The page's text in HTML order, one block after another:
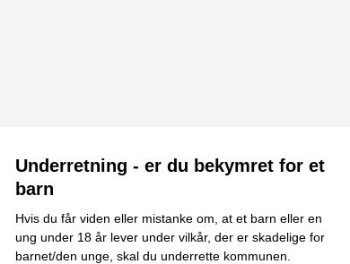
Underretning - er du bekymret for et
barn
Hvis du får viden eller mistanke om, at et barn eller en
ung under 18 år lever under vilkår, der er skadelige for
barnet/den unge, skal du underrette kommunen.